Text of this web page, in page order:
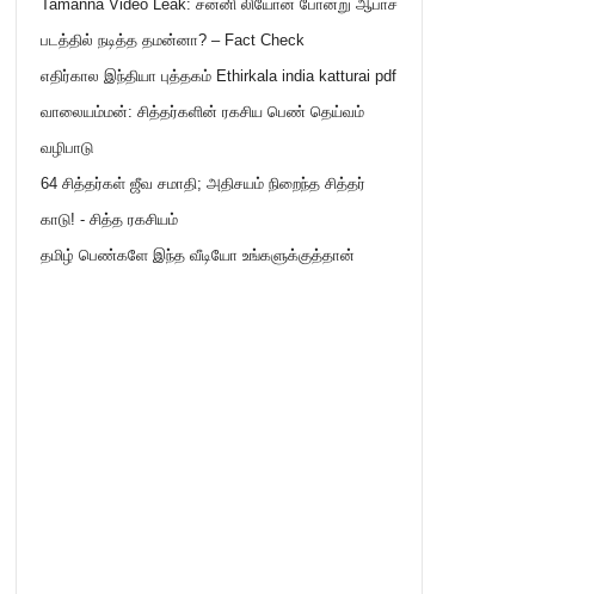
Tamanna Video Leak: சன்னி லியோன் போன்று ஆபாச
படத்தில் நடித்த தமன்னா? – Fact Check
எதிர்கால இந்தியா புத்தகம் Ethirkala india katturai pdf
வாலையம்மன்: சித்தர்களின் ரகசிய பெண் தெய்வம்
வழிபாடு
64 சித்தர்கள் ஜீவ சமாதி; அதிசயம் நிறைந்த சித்தர்
காடு! - சித்த ரகசியம்
தமிழ் பெண்களே இந்த வீடியோ உங்களுக்குத்தான்